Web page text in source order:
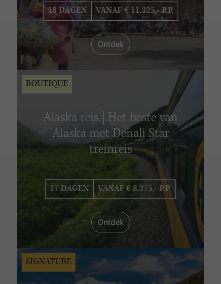
18 DAGEN VANAF € 11.325,- P.P.
Ontdek
Alaska reis | Het beste van
Alaska met Denali Star
treinreis
17 DAGEN VANAF € 8.275,- P.P.
Ontdek
BOUTIQUE
SIGNATURE